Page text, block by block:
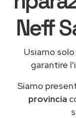
Neff
Usiamo solo
garantire
Siamo
provincia